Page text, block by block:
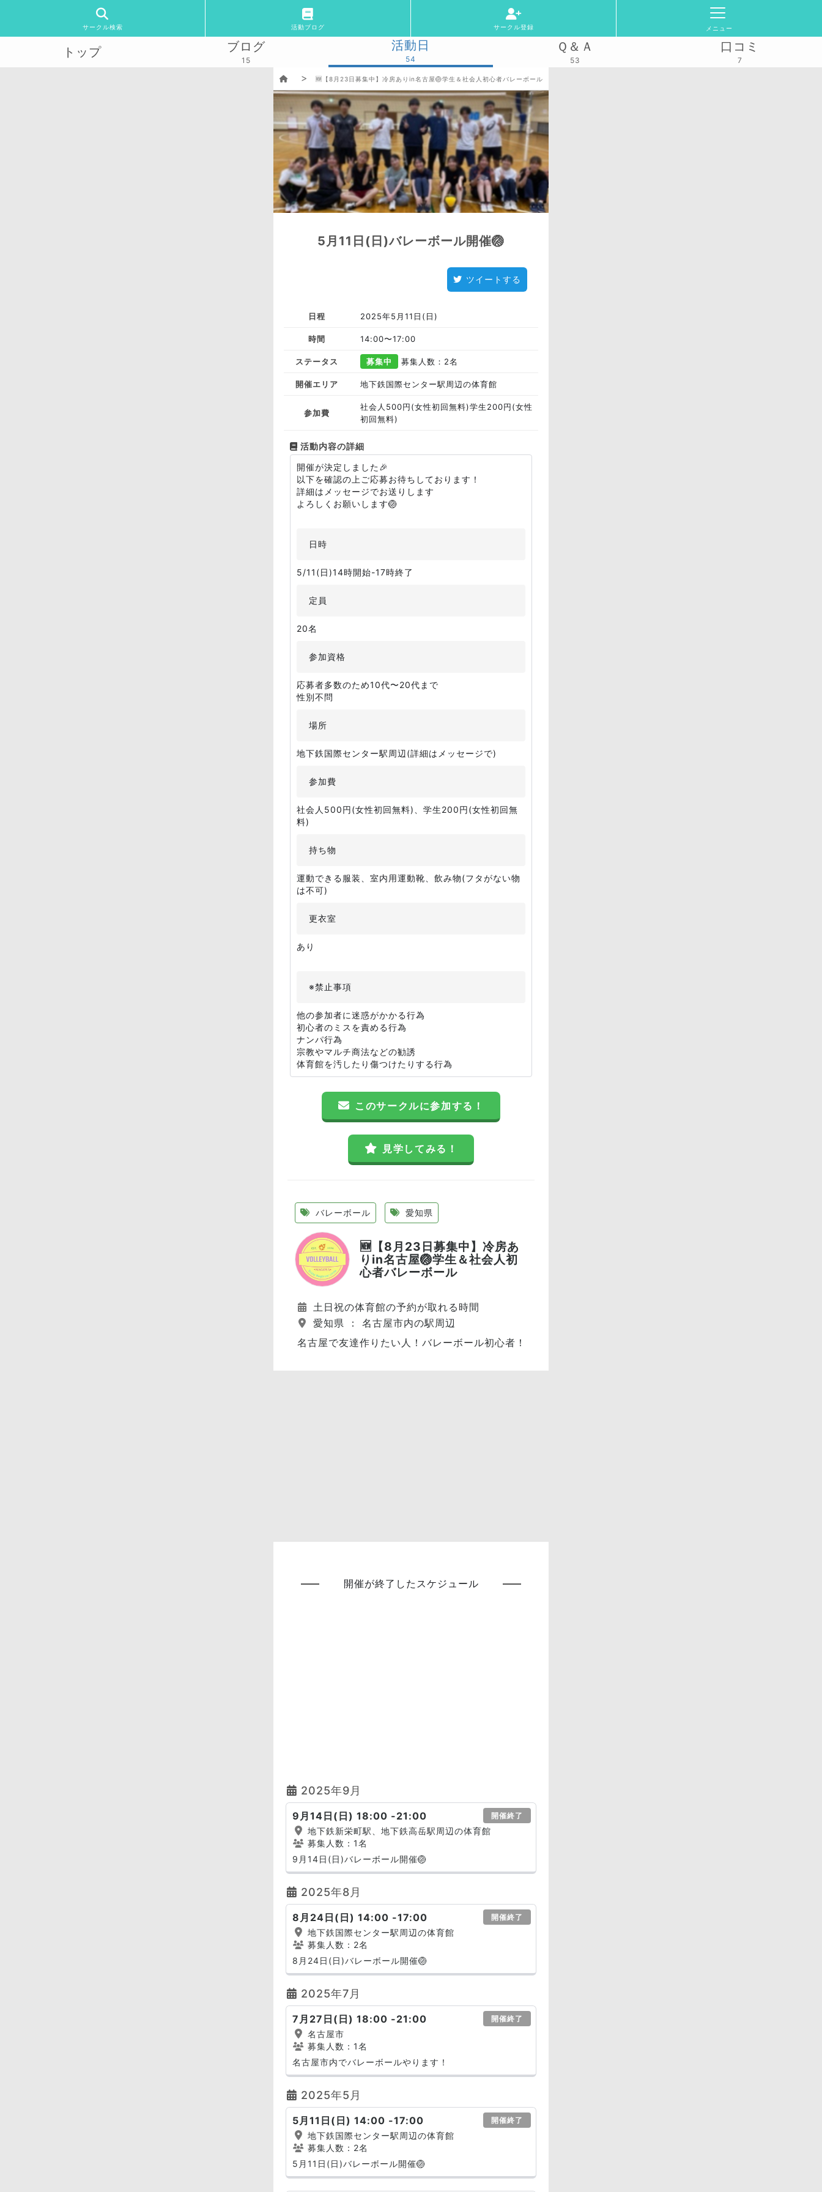
サークル検索 活動ブログ サークル登録 メニュー
トップ ブログ
15
活動日
54
Ｑ＆Ａ
53
口コミ
7
🆕【8月23日募集中】冷房ありin名古屋🏐学生＆社会人初心者バレーボール
5月11日(日)バレーボール開催🏐
ツイートする
日程 2025年5月11日(日)
時間 14:00〜17:00
ステータス 募集中 募集人数：2名
開催エリア 地下鉄国際センター駅周辺の体育館
参加費
社会人500円(女性初回無料)学生200円(女性
初回無料)
活動内容の詳細
開催が決定しました🎉
以下を確認の上ご応募お待ちしております！
詳細はメッセージでお送りします
よろしくお願いします🏐
日時
5/11(日)14時開始-17時終了
定員
20名
参加資格
応募者多数のため10代〜20代まで
性別不問
場所
地下鉄国際センター駅周辺(詳細はメッセージで)
参加費
社会人500円(女性初回無料)、学生200円(女性初回無
料)
持ち物
運動できる服装、室内用運動靴、飲み物(フタがない物
は不可)
更衣室
あり
※禁止事項
他の参加者に迷惑がかかる行為
初心者のミスを責める行為
ナンパ行為
宗教やマルチ商法などの勧誘
体育館を汚したり傷つけたりする行為
このサークルに参加する！
見学してみる！
バレーボール 愛知県
🆕【8月23日募集中】冷房あ
りin名古屋🏐学生＆社会人初
心者バレーボール
土日祝の体育館の予約が取れる時間
愛知県 ： 名古屋市内の駅周辺
名古屋で友達作りたい人！バレーボール初心者！
開催が終了したスケジュール
2025年9月
9月14日(日) 18:00 -21:00 開催終了
地下鉄新栄町駅、地下鉄高岳駅周辺の体育館
募集人数：1名
9月14日(日)バレーボール開催🏐
2025年8月
8月24日(日) 14:00 -17:00 開催終了
地下鉄国際センター駅周辺の体育館
募集人数：2名
8月24日(日)バレーボール開催🏐
2025年7月
7月27日(日) 18:00 -21:00 開催終了
名古屋市
募集人数：1名
名古屋市内でバレーボールやります！
2025年5月
5月11日(日) 14:00 -17:00 開催終了
地下鉄国際センター駅周辺の体育館
募集人数：2名
5月11日(日)バレーボール開催🏐